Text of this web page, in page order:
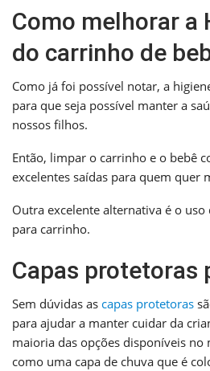
Como melhorar a
do carrinho de
Como já foi possível notar, a
para que seja possível manter a
nossos filhos.
Então, limpar o carrinho e o bebê
excelentes saídas para quem quer
Outra excelente alternativa é o
para carrinho.
Capas protetoras
Sem dúvidas as capas protetoras
para ajudar a manter cuidar da
maioria das opções disponíveis no
como uma capa de chuva que é